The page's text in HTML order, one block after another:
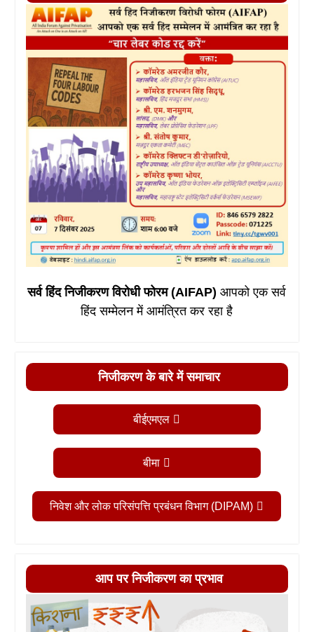
सर्व हिंद निजीकरण विरोधी फोरम (AIFAP)आपको एक सर्व
हिंद सम्मेलन में आमंत्रित कर रहा है
निजीकरण के बारे में समाचार
बीईएमएल
बीमा
निवेश और लोक परिसंपत्ति प्रबंधन विभाग (DIPAM)
आप पर निजीकरण का प्रभाव